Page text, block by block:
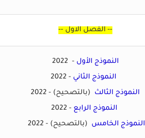
-- --
2022 - النموذج الأول
2022 -
2022 - النموذج الثالث
(بالتصحيح)
2022 -
2022 -
النموذج الخامس (بالتصحيح)